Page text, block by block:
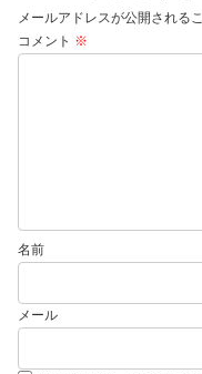
メールアドレスが公開される
コメント ※
名前
メール